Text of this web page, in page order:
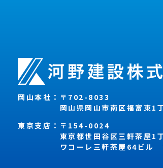
岡山本社： 〒702-8033
岡山県岡山市南区福富東1
東京支店： 〒154-0024
東京都世田谷区三軒茶屋1
ワコーレ三軒茶屋64ビル